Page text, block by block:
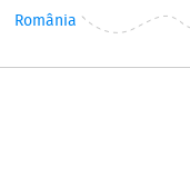
România